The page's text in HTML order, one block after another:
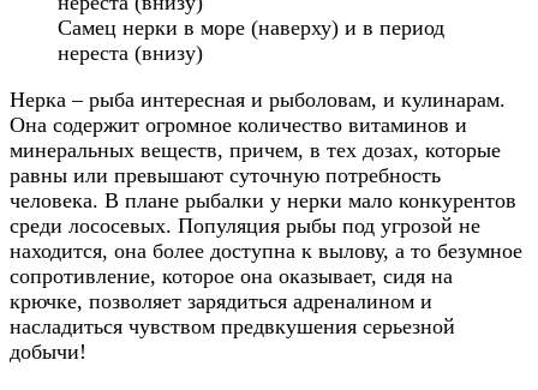
Самец нерки в море (наверху) и в период
нереста (внизу)
Нерка – рыба интересная и рыболовам, и кулинарам.
Она содержит огромное количество витаминов и
минеральных веществ, причем, в тех дозах, которые
равны или превышают суточную потребность
человека. В плане рыбалки у нерки мало конкурентов
среди лососевых. Популяция рыбы под угрозой не
находится, она более доступна к вылову, а то безумное
сопротивление, которое она оказывает, сидя на
крючке, позволяет зарядиться адреналином и
насладиться чувством предвкушения серьезной
добычи!